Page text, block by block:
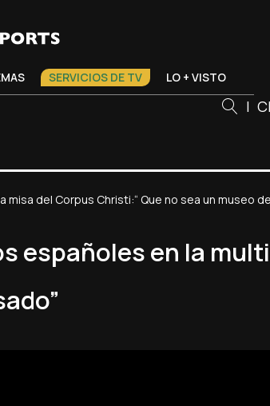
SERVICIOS DE TV LO + VISTO
|
del Corpus Christi:“ Que no sea un museo
españoles en la